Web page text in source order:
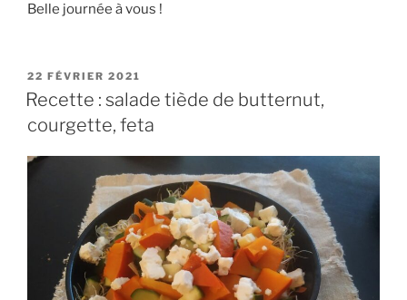
Belle journée à vous !
PUBLIÉ
LE
22 FÉVRIER 2021
Recette : salade tiède de butternut,
courgette, feta